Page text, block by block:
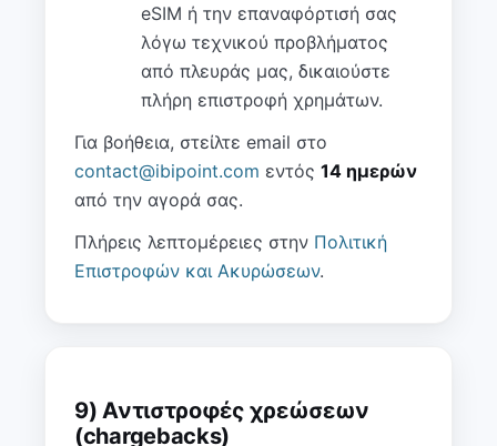
eSIM ή την επαναφόρτισή σας
λόγω τεχνικού προβλήματος
από πλευράς μας, δικαιούστε
πλήρη επιστροφή χρημάτων.
Για βοήθεια, στείλτε email στο
contact@ibipoint.com εντός 14 ημερών
από την αγορά σας.
Πλήρεις λεπτομέρειες στην Πολιτική
Επιστροφών και Ακυρώσεων.
9) Αντιστροφές χρεώσεων
(chargebacks)